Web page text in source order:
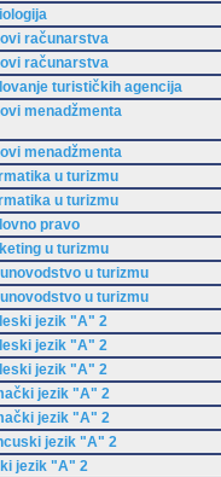
računarstva
računarstva
turističkih agencija
menadžmenta
menadžmenta
u turizmu
u turizmu
pravo
u turizmu
u turizmu
u turizmu
jezik "A" 2
jezik "A" 2
jezik "A" 2
jezik "A" 2
jezik "A" 2
jezik "A" 2
jezik "A" 2